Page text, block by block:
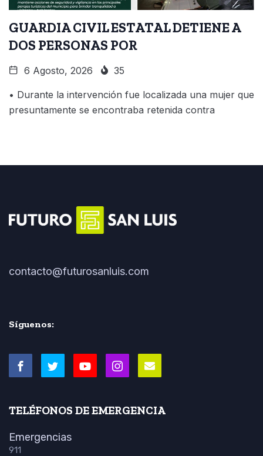
GUARDIA CIVIL ESTATAL DETIENE A
DOS PERSONAS POR
6 Agosto, 2026 35
• Durante la intervención fue localizada una mujer que
presuntamente se encontraba retenida contra
contacto@futurosanluis.com
Síguenos:
TELÉFONOS DE EMERGENCIA
Emergencias
911